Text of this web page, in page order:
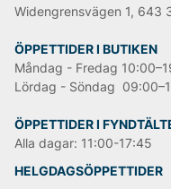
Widengrensvägen 1, 643
ÖPPETTIDER I BUTIKEN
Måndag - Fredag
Lördag - Söndag
ÖPPETTIDER I
Alla dagar: 11:00-17:45
HELGDAGSÖPPETTIDER